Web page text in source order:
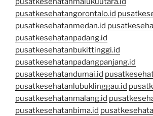
pusatkesehatangorontalo.id
pusatkesehatanmedan.id
pusatkesehatanpadang.id
pusatkesehatanbukittinggi.id
pusatkesehatanpadangpanjang.id
pusatkesehatandumai.id
pusatkesehatanlubuklinggau.id
pusatkesehatanmalang.id
pusatkesehatanbima.id